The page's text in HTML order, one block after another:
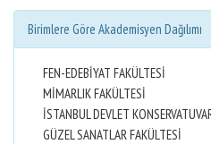
Birimlere Göre Akademisyen Dağılımı
FEN-EDEBİYAT FAKÜLTESİ
MİMARLIK FAKÜLTESİ
İSTANBUL DEVLET
GÜZEL SANATLAR FAKÜLTESİ